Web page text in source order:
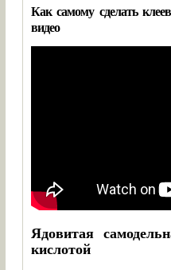
Как самому сделать
видео
Ядовитая
кислотой